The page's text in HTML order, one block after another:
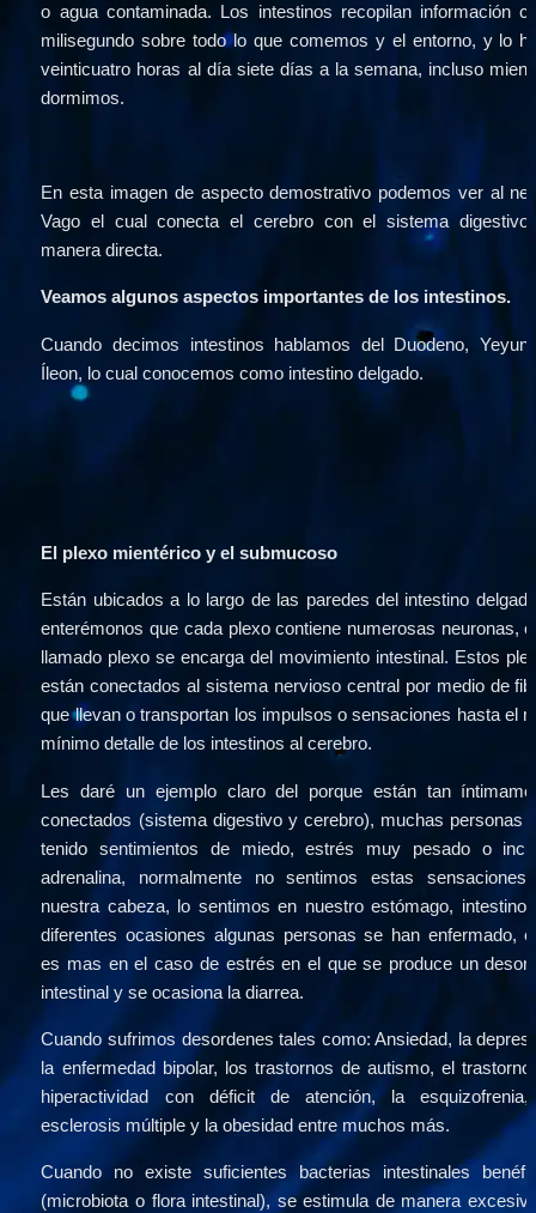
o agua contaminada. Los intestinos recopilan información
milisegundo sobre todo lo que comemos y el entorno, y lo
veinticuatro horas al día siete días a la semana, incluso
dormimos.
En esta imagen de aspecto demostrativo podemos ver al
Vago el cual conecta el cerebro con el sistema digestivo
manera directa.
Veamos algunos aspectos importantes de los intestinos.
Cuando decimos intestinos hablamos del Duodeno,
Íleon, lo cual conocemos como intestino delgado.
El plexo mientérico y el submucoso
Están ubicados a lo largo de las paredes del intestino
enterémonos que cada plexo contiene numerosas neuronas,
llamado plexo se encarga del movimiento intestinal. Estos
están conectados al sistema nervioso central por medio de
que llevan o transportan los impulsos o sensaciones hasta el
mínimo detalle de los intestinos al cerebro.
Les daré un ejemplo claro del porque están tan
conectados (sistema digestivo y cerebro), muchas personas
tenido sentimientos de miedo, estrés muy pesado o
adrenalina, normalmente no sentimos estas sensaciones
nuestra cabeza, lo sentimos en nuestro estómago, intestino;
diferentes ocasiones algunas personas se han enfermado,
es mas en el caso de estrés en el que se produce un
intestinal y se ocasiona la diarrea.
Cuando sufrimos desordenes tales como: Ansiedad, la
la enfermedad bipolar, los trastornos de autismo, el
hiperactividad con déficit de atención, la
esclerosis múltiple y la obesidad entre muchos más.
Cuando no existe suficientes bacterias intestinales
(microbiota o flora intestinal), se estimula de manera